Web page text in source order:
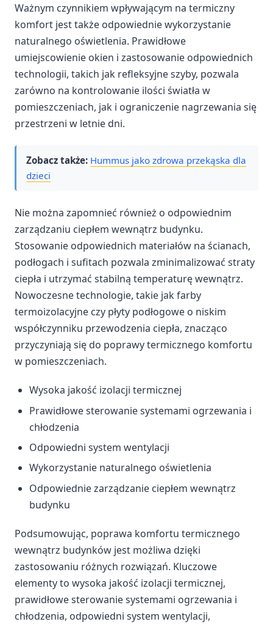
Ważnym czynnikiem wpływającym na termiczny
komfort jest także odpowiednie wykorzystanie
naturalnego oświetlenia. Prawidłowe
umiejscowienie okien i zastosowanie odpowiednich
technologii, takich jak refleksyjne szyby, pozwala
zarówno na kontrolowanie ilości światła w
pomieszczeniach, jak i ograniczenie nagrzewania się
przestrzeni w letnie dni.
Zobacz także: Hummus jako zdrowa przekąska dla
dzieci
Nie można zapomnieć również o odpowiednim
zarządzaniu ciepłem wewnątrz budynku.
Stosowanie odpowiednich materiałów na ścianach,
podłogach i sufitach pozwala zminimalizować straty
ciepła i utrzymać stabilną temperaturę wewnątrz.
Nowoczesne technologie, takie jak farby
termoizolacyjne czy płyty podłogowe o niskim
współczynniku przewodzenia ciepła, znacząco
przyczyniają się do poprawy termicznego komfortu
w pomieszczeniach.
Wysoka jakość izolacji termicznej
Prawidłowe sterowanie systemami ogrzewania i
chłodzenia
Odpowiedni system wentylacji
Wykorzystanie naturalnego oświetlenia
Odpowiednie zarządzanie ciepłem wewnątrz
budynku
Podsumowując, poprawa komfortu termicznego
wewnątrz budynków jest możliwa dzięki
zastosowaniu różnych rozwiązań. Kluczowe
elementy to wysoka jakość izolacji termicznej,
prawidłowe sterowanie systemami ogrzewania i
chłodzenia, odpowiedni system wentylacji,